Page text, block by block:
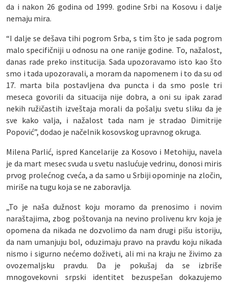
da i nakon 26 godina od 1999. godine Srbi na Kosovu i dalje
nemaju mira.
“I dalje se dešava tihi pogrom Srba, s tim što je sada pogrom
malo specifičniji u odnosu na one ranije godine. To, nažalost,
danas rade preko institucija. Sada upozoravamo isto kao što
smo i tada upozoravali, a moram da napomenem i to da su od
17. marta bila postavljena dva puncta i da smo posle tri
meseca govorili da situacija nije dobra, a oni su ipak zarad
nekih ružičastih izveštaja morali da pošalju svetu sliku da je
sve kako valja, i nažalost tada nam je stradao Dimitrije
Popović”, dodao je načelnik kosovskog upravnog okruga.
Milena Parlić, ispred Kancelarije za Kosovo i Metohiju, navela
je da mart mesec svuda u svetu naslućuje vedrinu, donosi miris
prvog prolećnog cveća, a da samo u Srbiji opominje na zločin,
miriše na tugu koja se ne zaboravlja.
„To je naša dužnost koju moramo da prenosimo i novim
naraštajima, zbog poštovanja na nevino prolivenu krv koja je
opomena da nikada ne dozvolimo da nam drugi pišu istoriju,
da nam umanjuju bol, oduzimaju pravo na pravdu koju nikada
nismo i sigurno nećemo doživeti, ali mi na kraju ne živimo za
ovozemaljsku pravdu. Da je pokušaj da se izbriše
mnogovekovni srpski identitet bezuspešan dokazujemo